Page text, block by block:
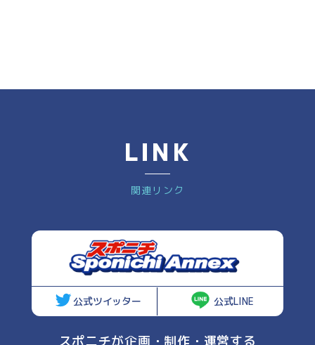
LINK
関連リンク
公式ツイッター 公式LINE
スポニチが企画・制作・運営する